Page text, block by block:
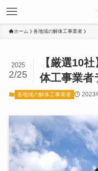
ホーム 各地域の解体工事業者
【厳選10
体工事業
2025
2/25
各地域の解体工事業者 2023